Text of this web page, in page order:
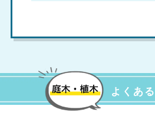
よくある